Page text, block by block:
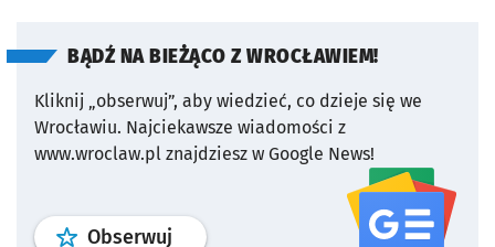
BĄDŹ NA BIEŻĄCO Z WROCŁAWIEM!
Kliknij „obserwuj”, aby wiedzieć, co dzieje się we
Wrocławiu. Najciekawsze wiadomości z
www.wroclaw.pl znajdziesz w Google News!
Obserwuj profil serwisu